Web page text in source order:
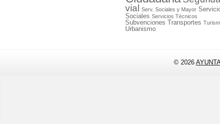
vial
Serv. Sociales y Mayor
Sociales Servicios Técnicos
Subvenciones Transportes
Urbanismo
© 2026